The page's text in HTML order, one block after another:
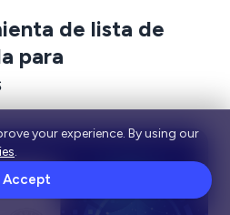
de lista de
para
your experience. By using our
.
Accept